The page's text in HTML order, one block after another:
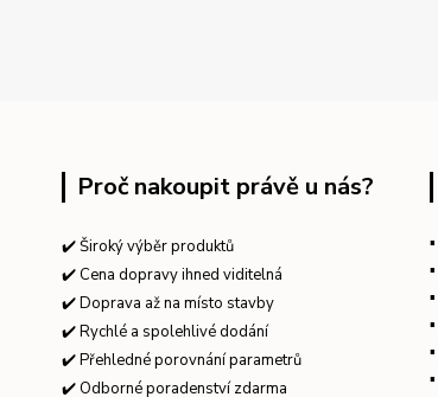
Proč nakoupit právě u nás?
✔️ Široký výběr produktů
✔️ Cena dopravy ihned viditelná
✔️ Doprava až na místo stavby
✔️ Rychlé a spolehlivé dodání
✔️ Přehledné porovnání parametrů
✔️ Odborné poradenství zdarma
▪
▪
▪
▪
▪
▪